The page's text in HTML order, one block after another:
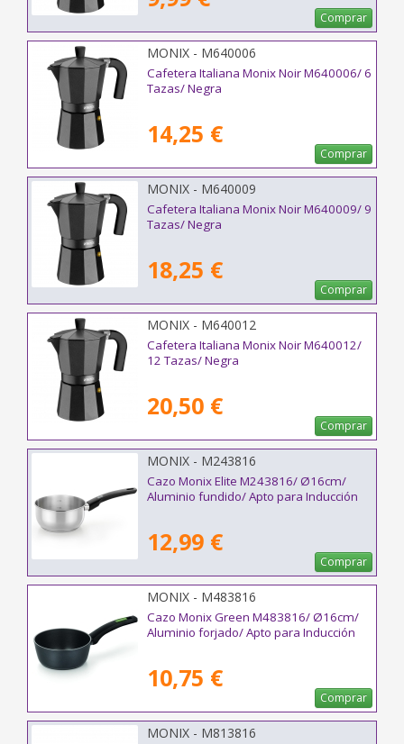
Comprar
MONIX - M640006
Cafetera Italiana Monix Noir M640006/ 6
Tazas/ Negra
14,25 €
Comprar
MONIX - M640009
Cafetera Italiana Monix Noir M640009/ 9
Tazas/ Negra
18,25 €
Comprar
MONIX - M640012
Cafetera Italiana Monix Noir M640012/
12 Tazas/ Negra
20,50 €
Comprar
MONIX - M243816
Cazo Monix Elite M243816/ Ø16cm/
Aluminio fundido/ Apto para Inducción
12,99 €
Comprar
MONIX - M483816
Cazo Monix Green M483816/ Ø16cm/
Aluminio forjado/ Apto para Inducción
10,75 €
Comprar
MONIX - M813816